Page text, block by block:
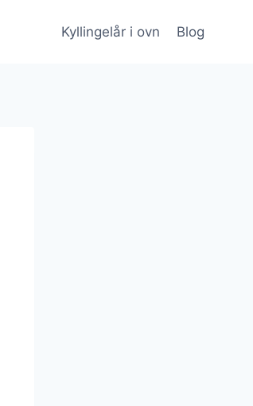
Kyllingelår i ovn Blog